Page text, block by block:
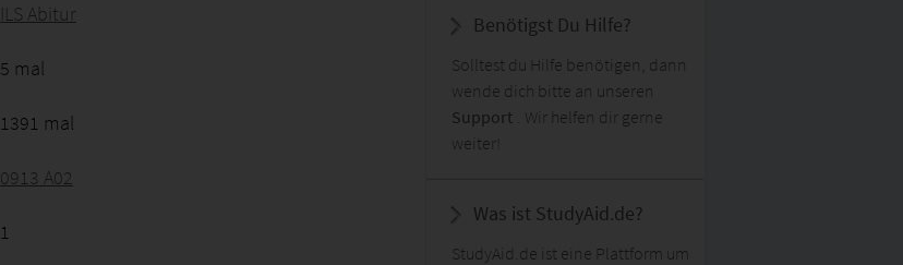
ILS Abitur
5 mal
1391 mal
0913 A02
1
Benötigst Du Hilfe?
Solltest du Hilfe benötigen, dann
wende dich bitte an unseren
Support . Wir helfen dir gerne
weiter!
Was ist StudyAid.de?
StudyAid.de ist eine Plattform um